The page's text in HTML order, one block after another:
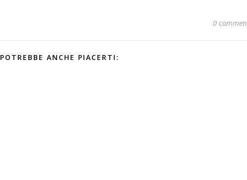
0
POTREBBE ANCHE PIACERTI: